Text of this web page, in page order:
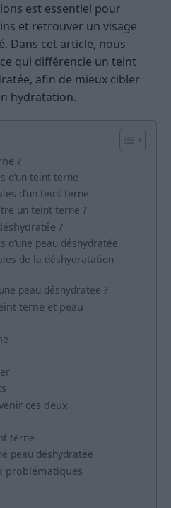
est essentiel pour
et retrouver un visage
Dans cet article, nous
qui différencie un teint
afin de mieux cibler
hydratation.
?
d’un teint terne
d’un teint terne
un teint terne ?
?
d’une peau déshydratée
de la déshydratation
peau déshydratée ?
terne et peau
ces deux
terne
peau déshydratée
problématiques